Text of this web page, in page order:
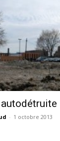
- 1 octobre 2013